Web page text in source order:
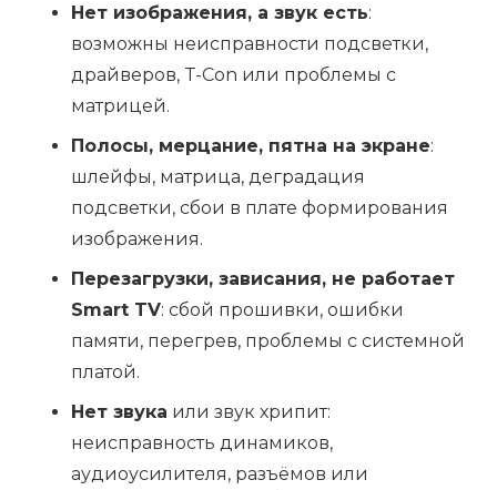
Нет изображения, а звук есть:
возможны неисправности подсветки,
драйверов, T-Con или проблемы с
матрицей.
Полосы, мерцание, пятна на экране:
шлейфы, матрица, деградация
подсветки, сбои в плате формирования
изображения.
Перезагрузки, зависания, не работает
Smart TV: сбой прошивки, ошибки
памяти, перегрев, проблемы с системной
платой.
Нет звука или звук хрипит:
неисправность динамиков,
аудиоусилителя, разъёмов или